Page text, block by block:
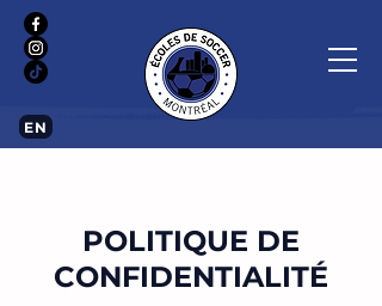
EN
POLITIQUE DE
CONFIDENTIALITÉ